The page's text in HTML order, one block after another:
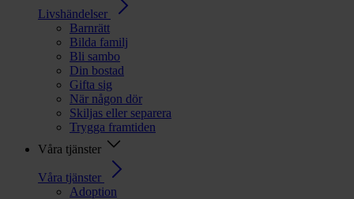
Livshändelser
Barnrätt
Bilda familj
Bli sambo
Din bostad
Gifta sig
När någon dör
Skiljas eller separera
Trygga framtiden
Våra tjänster
Våra tjänster
Adoption